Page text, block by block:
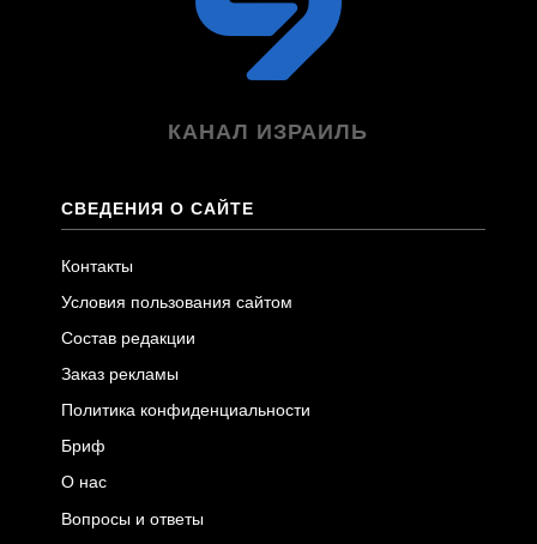
КАНАЛ ИЗРАИЛЬ
СВЕДЕНИЯ О САЙТЕ
Контакты
Условия пользования сайтом
Состав редакции
Заказ рекламы
Политика конфиденциальности
Бриф
О нас
Вопросы и ответы